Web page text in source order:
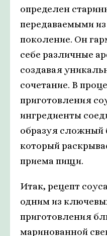
определен
передаваемыми
поколение. Он
себе различные
создавая
сочетание. В
приготовления
ингредиенты
образуя сложный
который
приема пищи.
Итак, рецепт
одним из
приготовления
маринованной